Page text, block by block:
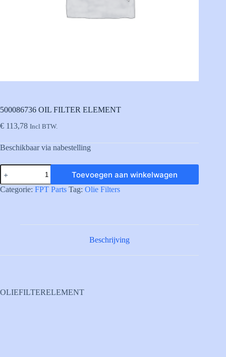
500086736 OIL FILTER ELEMENT
€ 113,78 Incl BTW.
Beschikbaar via nabestelling
500086736
OIL
FILTER
ELEMENT
Toevoegen aan winkelwagen
Categorie: FPT Parts Tag: Olie Filters
Beschrijving
OLIEFILTERELEMENT